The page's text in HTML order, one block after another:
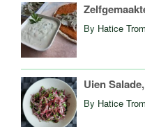
By Hatice
Uien
By Hatice